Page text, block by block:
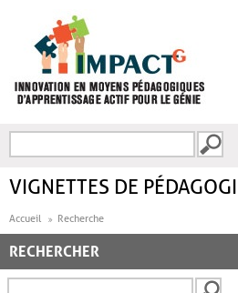
FORMULAIRE DE
VIGNETTES DE
Accueil Recherche
RECHERCHER